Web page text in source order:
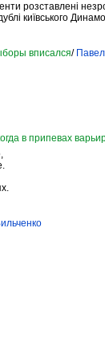
розставлені
київського
вписался/
в припевах